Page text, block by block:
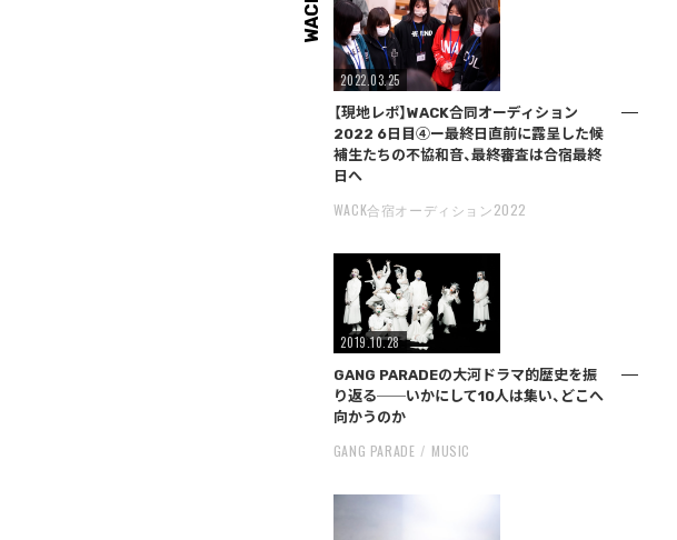
WACK
2022.03.25
【現地レポ】WACK合同オーディション
2022 6日目④ー最終日直前に露呈した候
補生たちの不協和音、最終審査は合宿最終
日へ
WACK合宿オーディション2022
2019.10.28
GANG PARADEの大河ドラマ的歴史を振
り返る──いかにして10人は集い、どこへ
向かうのか
GANG PARADE MUSIC